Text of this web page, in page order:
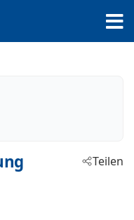
Teilen